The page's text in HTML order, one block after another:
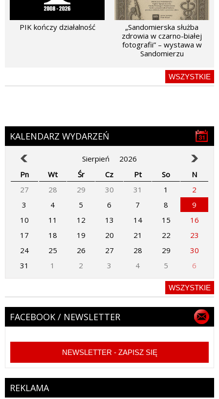
PIK kończy działalność
„Sandomierska służba
zdrowia w czarno-białej
fotografii” – wystawa w
Sandomierzu
WSZYSTKIE
KALENDARZ WYDARZEŃ
Sierpień
2026
Pn
Wt Śr Cz Pt So
N
27
28 29 30 31 1
2
3
4 5 6 7 8
9
10
11 12 13 14 15
16
17
18 19 20 21 22
23
24
25 26 27 28 29
30
31
1 2 3 4 5 6
WSZYSTKIE
FACEBOOK / NEWSLETTER
NEWSLETTER - ZAPISZ SIĘ
REKLAMA